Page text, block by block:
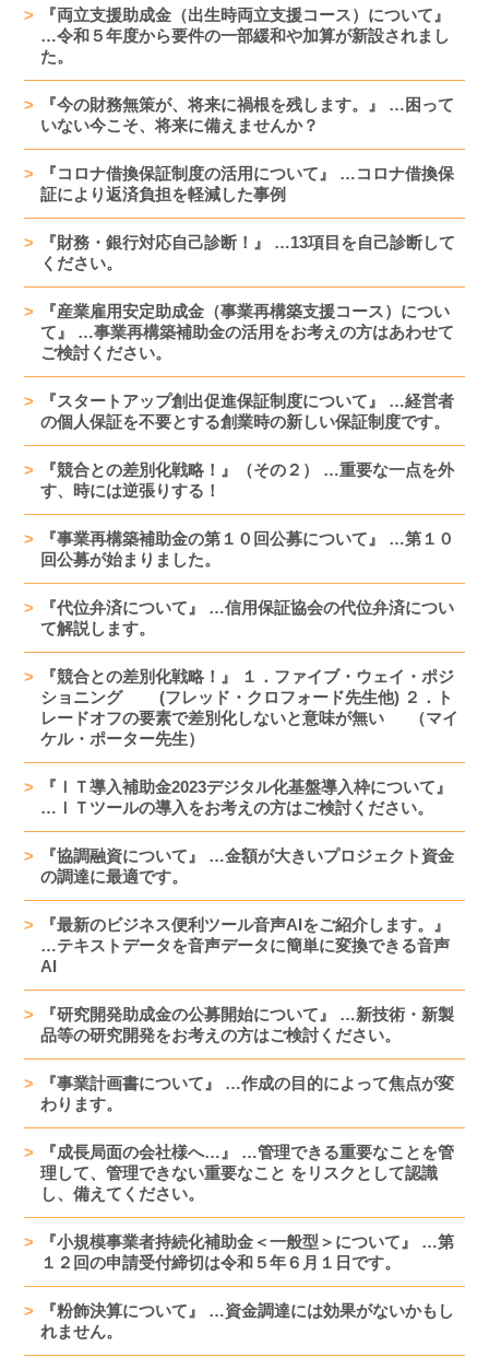
『両立支援助成金（出生時両立支援コース）について』
…令和５年度から要件の一部緩和や加算が新設されまし
た。
『今の財務無策が、将来に禍根を残します。』 …困って
いない今こそ、将来に備えませんか？
『コロナ借換保証制度の活用について』 …コロナ借換保
証により返済負担を軽減した事例
『財務・銀行対応自己診断！』 …13項目を自己診断して
ください。
『産業雇用安定助成金（事業再構築支援コース）につい
て』 …事業再構築補助金の活用をお考えの方はあわせて
ご検討ください。
『スタートアップ創出促進保証制度について』 …経営者
の個人保証を不要とする創業時の新しい保証制度です。
『競合との差別化戦略！』（その２） …重要な一点を外
す、時には逆張りする！
『事業再構築補助金の第１０回公募について』 …第１０
回公募が始まりました。
『代位弁済について』 …信用保証協会の代位弁済につい
て解説します。
『競合との差別化戦略！』 １．ファイブ・ウェイ・ポジ
ショニング (フレッド・クロフォード先生他) ２．ト
レードオフの要素で差別化しないと意味が無い （マイ
ケル・ポーター先生）
『ＩＴ導入補助金2023デジタル化基盤導入枠について』
…ＩＴツールの導入をお考えの方はご検討ください。
『協調融資について』 …金額が大きいプロジェクト資金
の調達に最適です。
『最新のビジネス便利ツール音声AIをご紹介します。』
…テキストデータを音声データに簡単に変換できる音声
AI
『研究開発助成金の公募開始について』 …新技術・新製
品等の研究開発をお考えの方はご検討ください。
『事業計画書について』 …作成の目的によって焦点が変
わります。
『成長局面の会社様へ…』 …管理できる重要なことを管
理して、管理できない重要なこと をリスクとして認識
し、備えてください。
『小規模事業者持続化補助金＜一般型＞について』 …第
１２回の申請受付締切は令和５年６月１日です。
『粉飾決算について』 …資金調達には効果がないかもし
れません。